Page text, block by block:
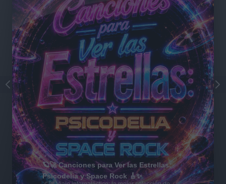
🪐🚀 Canciones para Ver las Estrellas:
Psicodelia y Space Rock 🎸✨